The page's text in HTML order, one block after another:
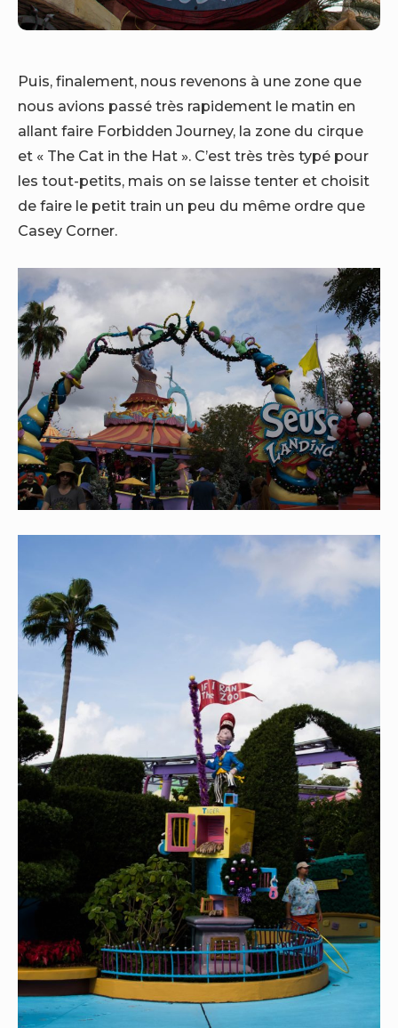
Puis, finalement, nous revenons à une zone que
nous avions passé très rapidement le matin en
allant faire Forbidden Journey, la zone du cirque
et « The Cat in the Hat ». C’est très très typé pour
les tout-petits, mais on se laisse tenter et choisit
de faire le petit train un peu du même ordre que
Casey Corner.